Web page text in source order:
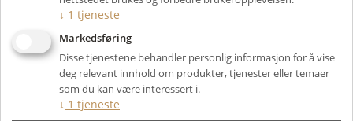
↓ 1 tjeneste
Markedsføring
Disse tjenestene behandler personlig informasjon for å vise
deg relevant innhold om produkter, tjenester eller temaer
som du kan være interessert i.
↓ 1 tjeneste